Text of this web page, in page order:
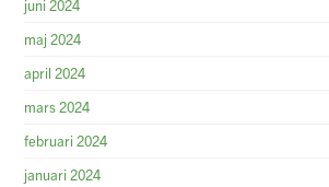
juni 2024
maj 2024
april 2024
mars 2024
februari 2024
januari 2024